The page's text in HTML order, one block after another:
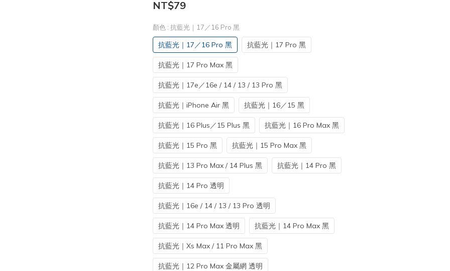
NT$79
顏色 : 抗藍光｜17／16 Pro 黑
抗藍光｜17／16 Pro 黑 抗藍光｜17 Pro 黑
抗藍光｜17 Pro Max 黑
抗藍光｜17e／16e / 14 / 13 / 13 Pro 黑
抗藍光｜iPhone Air 黑 抗藍光｜16／15 黑
抗藍光｜16 Plus／15 Plus 黑 抗藍光｜16 Pro Max 黑
抗藍光｜15 Pro 黑 抗藍光｜15 Pro Max 黑
抗藍光｜13 Pro Max / 14 Plus 黑 抗藍光｜14 Pro 黑
抗藍光｜14 Pro 透明
抗藍光｜16e / 14 / 13 / 13 Pro 透明
抗藍光｜14 Pro Max 透明 抗藍光｜14 Pro Max 黑
抗藍光｜Xs Max / 11 Pro Max 黑
抗藍光｜12 Pro Max 金屬網 透明